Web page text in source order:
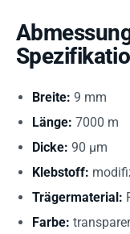
Breite: 9 mm
Länge: 7000 m
Dicke: 90 µm
Klebstoff:
Trägermaterial:
Farbe: